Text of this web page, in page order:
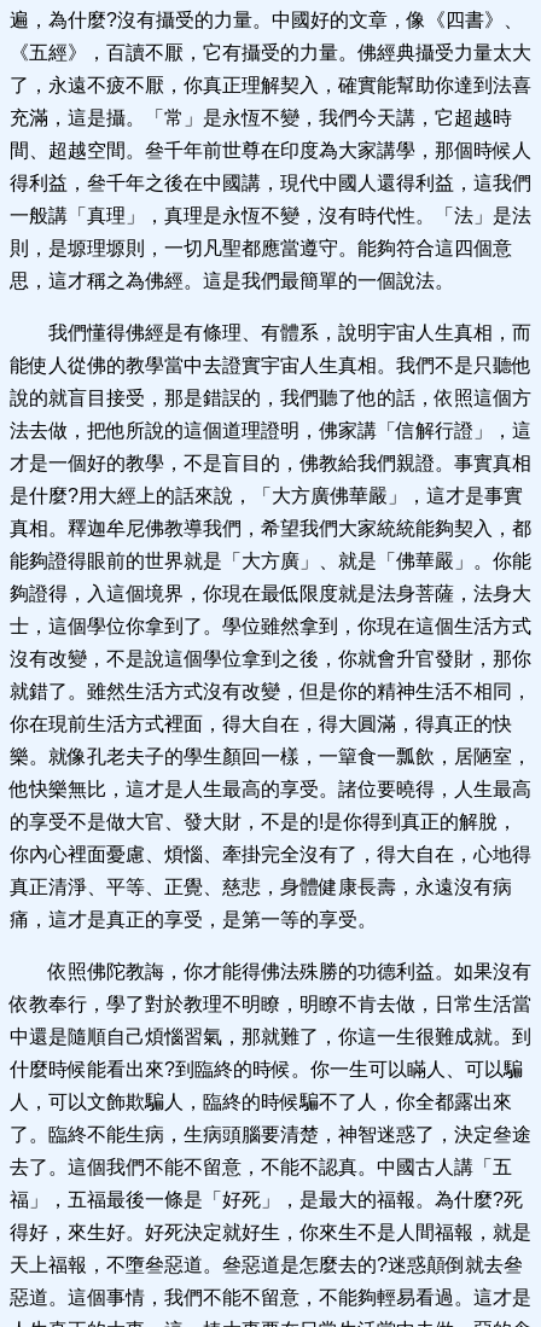
遍，為什麼?沒有攝受的力量。中國好的文章，像《四書》、
《五經》，百讀不厭，它有攝受的力量。佛經典攝受力量太大
了，永遠不疲不厭，你真正理解契入，確實能幫助你達到法喜
充滿，這是攝。「常」是永恆不變，我們今天講，它超越時
間、超越空間。叄千年前世尊在印度為大家講學，那個時候人
得利益，叄千年之後在中國講，現代中國人還得利益，這我們
一般講「真理」，真理是永恆不變，沒有時代性。「法」是法
則，是塬理塬則，一切凡聖都應當遵守。能夠符合這四個意
思，這才稱之為佛經。這是我們最簡單的一個說法。
我們懂得佛經是有條理、有體系，說明宇宙人生真相，而
能使人從佛的教學當中去證實宇宙人生真相。我們不是只聽他
說的就盲目接受，那是錯誤的，我們聽了他的話，依照這個方
法去做，把他所說的這個道理證明，佛家講「信解行證」，這
才是一個好的教學，不是盲目的，佛教給我們親證。事實真相
是什麼?用大經上的話來說，「大方廣佛華嚴」，這才是事實
真相。釋迦牟尼佛教導我們，希望我們大家統統能夠契入，都
能夠證得眼前的世界就是「大方廣」、就是「佛華嚴」。你能
夠證得，入這個境界，你現在最低限度就是法身菩薩，法身大
士，這個學位你拿到了。學位雖然拿到，你現在這個生活方式
沒有改變，不是說這個學位拿到之後，你就會升官發財，那你
就錯了。雖然生活方式沒有改變，但是你的精神生活不相同，
你在現前生活方式裡面，得大自在，得大圓滿，得真正的快
樂。就像孔老夫子的學生顏回一樣，一簞食一瓢飲，居陋室，
他快樂無比，這才是人生最高的享受。諸位要曉得，人生最高
的享受不是做大官、發大財，不是的!是你得到真正的解脫，
你內心裡面憂慮、煩惱、牽掛完全沒有了，得大自在，心地得
真正清淨、平等、正覺、慈悲，身體健康長壽，永遠沒有病
痛，這才是真正的享受，是第一等的享受。
依照佛陀教誨，你才能得佛法殊勝的功德利益。如果沒有
依教奉行，學了對於教理不明瞭，明瞭不肯去做，日常生活當
中還是隨順自己煩惱習氣，那就難了，你這一生很難成就。到
什麼時候能看出來?到臨終的時候。你一生可以瞞人、可以騙
人，可以文飾欺騙人，臨終的時候騙不了人，你全都露出來
了。臨終不能生病，生病頭腦要清楚，神智迷惑了，決定叄途
去了。這個我們不能不留意，不能不認真。中國古人講「五
福」，五福最後一條是「好死」，是最大的福報。為什麼?死
得好，來生好。好死決定就好生，你來生不是人間福報，就是
天上福報，不墮叄惡道。叄惡道是怎麼去的?迷惑顛倒就去叄
惡道。這個事情，我們不能不留意，不能夠輕易看過。這才是